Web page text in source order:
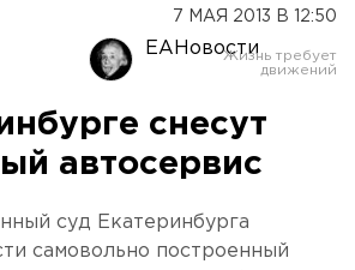
7 МАЯ 2013 В 12:50
ЕАНовости
снесут
автосервис
суд Екатеринбурга
самовольно построенный